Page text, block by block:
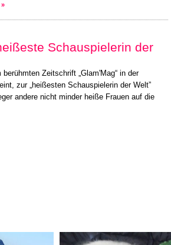
»
Schauspielerin der
Zeitschrift „Glam'Mag“ in der
zur „heißesten Schauspielerin der Welt”
andere nicht minder heiße Frauen auf die